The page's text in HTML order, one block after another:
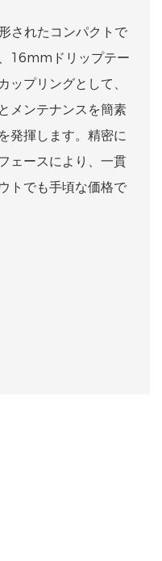
されたコンパクトで
16mmドリップテー
プリングとして、
メンテナンスを簡素
発揮します。精密に
ェースにより、一貫
トでも手頃な価格で